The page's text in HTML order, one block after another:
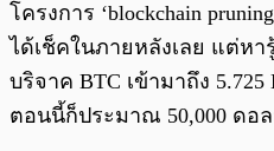
โครงการ ‘blockchain
ได้เช็คในภายหลังเลย แต่ห
บริจาค BTC เข้ามาถึง
ตอนนี้ก็ประมาณ 50,000 ดอ